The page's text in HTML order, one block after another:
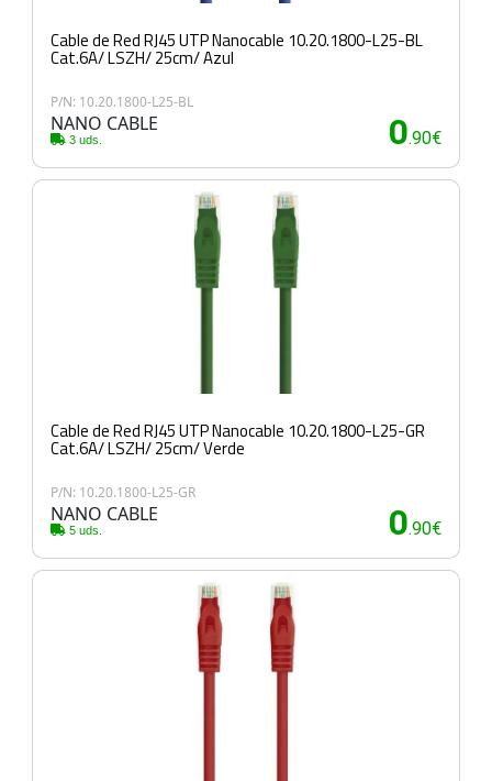
Cable de Red RJ45 UTP Nanocable 10.20.1800-L25-BL
Cat.6A/ LSZH/ 25cm/ Azul
P/N: 10.20.1800-L25-BL
NANO CABLE
3 uds. 0.90€
Cable de Red RJ45 UTP Nanocable 10.20.1800-L25-GR
Cat.6A/ LSZH/ 25cm/ Verde
P/N: 10.20.1800-L25-GR
NANO CABLE
5 uds. 0.90€